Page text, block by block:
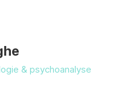
& psychoanalyse